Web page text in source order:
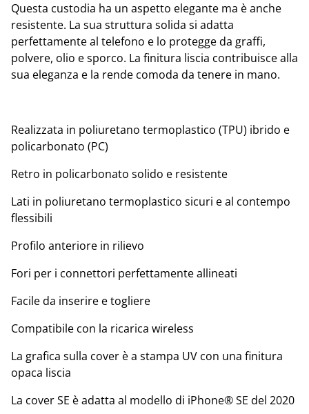
Questa custodia ha un aspetto elegante ma è anche
resistente. La sua struttura solida si adatta
perfettamente al telefono e lo protegge da graffi,
polvere, olio e sporco. La finitura liscia contribuisce alla
sua eleganza e la rende comoda da tenere in mano.
Realizzata in poliuretano termoplastico (TPU) ibrido e
policarbonato (PC)
Retro in policarbonato solido e resistente
Lati in poliuretano termoplastico sicuri e al contempo
flessibili
Profilo anteriore in rilievo
Fori per i connettori perfettamente allineati
Facile da inserire e togliere
Compatibile con la ricarica wireless
La grafica sulla cover è a stampa UV con una finitura
opaca liscia
La cover SE è adatta al modello di iPhone® SE del 2020